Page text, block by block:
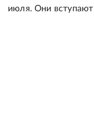
июля. Они